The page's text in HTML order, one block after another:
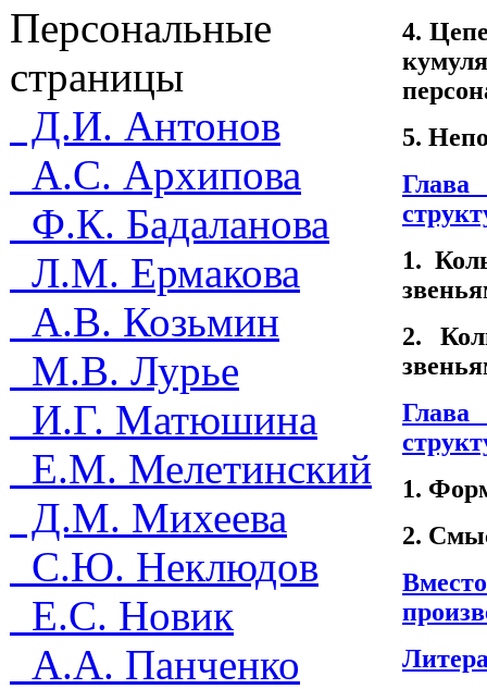
Персональные
страницы
Д.И. Антонов
А.С. Архипова
Ф.К. Бадаланова
Л.М. Ермакова
А.В. Козьмин
М.В. Лурье
И.Г. Матюшина
Е.М. Мелетинский
Д.М. Михеева
С.Ю. Неклюдов
Е.С. Новик
А.А. Панченко
4.
5.
1.
2.
1.
2.